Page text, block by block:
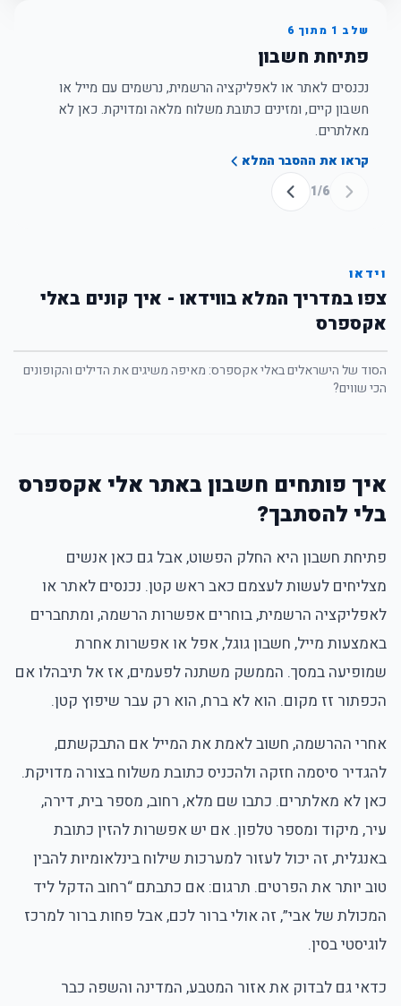
שלב 1 מתוך 6
פתיחת חשבון
נכנסים לאתר או לאפליקציה הרשמית, נרשמים עם מייל או
חשבון קיים, ומזינים כתובת משלוח מלאה ומדויקת. כאן לא
מאלתרים.
קראו את ההסבר המלא
1/6
וידאו
צפו במדריך המלא בווידאו - איך קונים באלי
אקספרס
הסוד של הישראלים באלי אקספרס: מאיפה משיגים את הדילים והקופונים
הכי שווים?
איך פותחים חשבון באתר אלי אקספרס
בלי להסתבך?
פתיחת חשבון היא החלק הפשוט, אבל גם כאן אנשים
מצליחים לעשות לעצמם כאב ראש קטן. נכנסים לאתר או
לאפליקציה הרשמית, בוחרים אפשרות הרשמה, ומתחברים
באמצעות מייל, חשבון גוגל, אפל או אפשרות אחרת
שמופיעה במסך. הממשק משתנה לפעמים, אז אל תיבהלו אם
הכפתור זז מקום. הוא לא ברח, הוא רק עבר שיפוץ קטן.
אחרי ההרשמה, חשוב לאמת את המייל אם התבקשתם,
להגדיר סיסמה חזקה ולהכניס כתובת משלוח בצורה מדויקת.
כאן לא מאלתרים. כתבו שם מלא, רחוב, מספר בית, דירה,
עיר, מיקוד ומספר טלפון. אם יש אפשרות להזין כתובת
באנגלית, זה יכול לעזור למערכות שילוח בינלאומיות להבין
טוב יותר את הפרטים. תרגום: אם כתבתם “רחוב הדקל ליד
המכולת של אבי”, זה אולי ברור לכם, אבל פחות ברור למרכז
לוגיסטי בסין.
כדאי גם לבדוק את אזור המטבע, המדינה והשפה כבר